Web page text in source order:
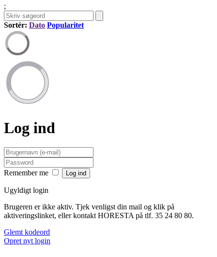
;
Sortér: Dato Popularitet
Log ind
Remember me
Ugyldigt login
Brugeren er ikke aktiv. Tjek venligst din mail og klik på
aktiveringslinket, eller kontakt HORESTA på tlf. 35 24 80 80.
Glemt kodeord
Opret nyt login